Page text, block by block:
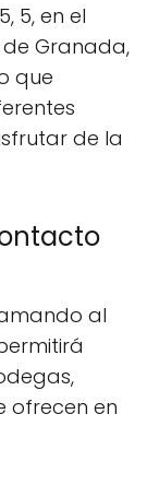
5, en el
de Granada,
que
de la
al
ofrecen en